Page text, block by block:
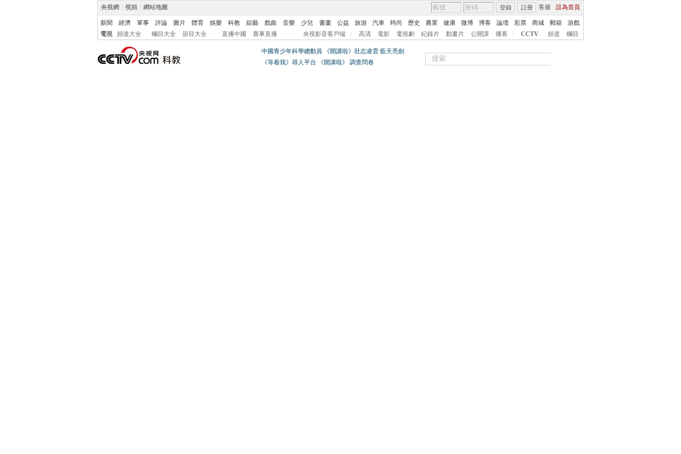
央視網 視頻 網站地圖 客服 設為首頁
登錄 註冊
新聞 經濟 軍事 評論 圖片 體育 娛樂 科教 綜藝 戲曲 音樂 少兒 書畫 公益 旅游 汽車 時尚 歷史 農業 健康 微博 博客 論壇 彩票 商城 郵箱
游戲
電視
頻道大全 欄目大全 節目大全 直播中國 賽事直播 央視影音客戶端 高清 電影 電視劇 紀錄片 動畫片 公開課 播客 CCTV 頻道 欄目
中國青少年科學總動員
《開講啦》壯志凌雲 藍天亮劍
《等着我》尋人平台
《開講啦》 調查問卷